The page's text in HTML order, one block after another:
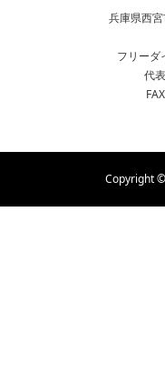
兵庫県西
フリー
代
Copyright ©